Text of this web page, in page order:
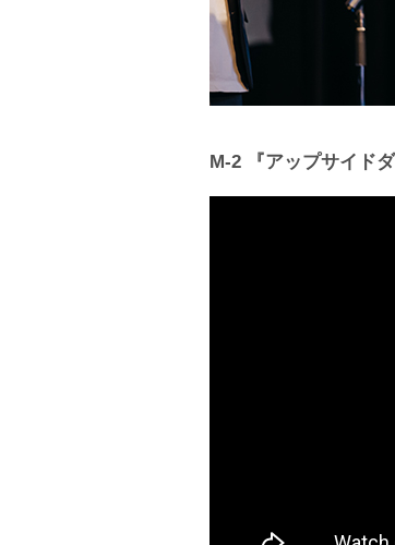
M-2 『アップサイドダ